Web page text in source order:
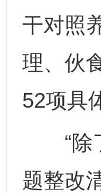
干对照
理、伙
52项具
“除了
题整改